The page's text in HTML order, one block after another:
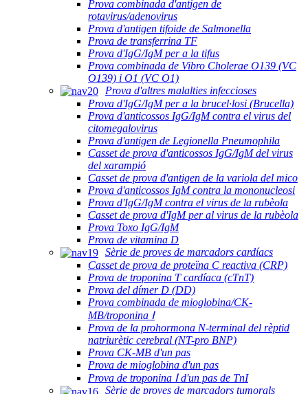
Prova combinada d'antigen de
rotavirus/adenovirus
Prova d'antigen tifoide de Salmonella
Prova de transferrina TF
Prova d'IgG/IgM per a la tifus
Prova combinada de Vibro Cholerae O139 (VC
O139) i O1 (VC O1)
Prova d'altres malalties infeccioses
Prova d'IgG/IgM per a la brucel·losi (Brucella)
Prova d'anticossos IgG/IgM contra el virus del
citomegalovirus
Prova d'antigen de Legionella Pneumophila
Casset de prova d'anticossos IgG/IgM del virus
del xarampió
Casset de prova d'antigen de la variola del mico
Prova d'anticossos IgM contra la mononucleosi
Prova d'IgG/IgM contra el virus de la rubèola
Casset de prova d'IgM per al virus de la rubèola
Prova Toxo IgG/IgM
Prova de vitamina D
Sèrie de proves de marcadors cardíacs
Casset de prova de proteïna C reactiva (CRP)
Prova de troponina T cardíaca (cTnT)
Prova del dímer D (DD)
Prova combinada de mioglobina/CK-
MB/troponina Ⅰ
Prova de la prohormona N-terminal del rèptid
natriurètic cerebral (NT-pro BNP)
Prova CK-MB d'un pas
Prova de mioglobina d'un pas
Prova de troponina Ⅰ d'un pas de TnI
Sèrie de proves de marcadors tumorals